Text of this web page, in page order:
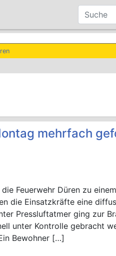
mehrfach
Feuerwehr Düren zu
die Einsatzkräfte eine
Pressluftatmer ging zur
unter Kontrolle gebracht
Bewohner […]